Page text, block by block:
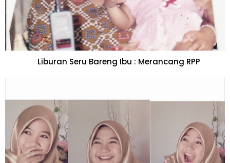
Liburan Seru Bareng Ibu : Merancang RPP